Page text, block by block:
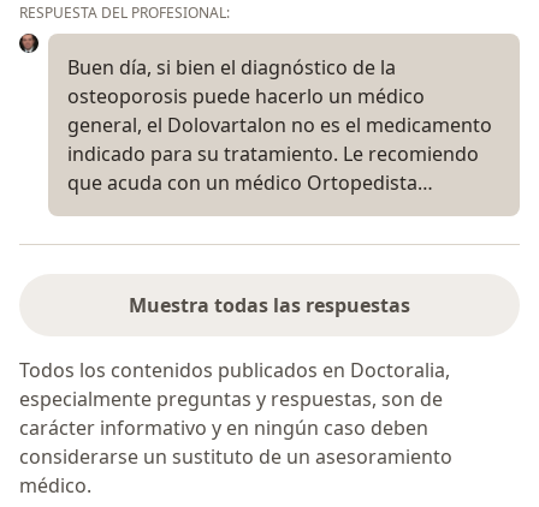
RESPUESTA DEL PROFESIONAL:
Buen día, si bien el diagnóstico de la
osteoporosis puede hacerlo un médico
general, el Dolovartalon no es el medicamento
indicado para su tratamiento. Le recomiendo
que acuda con un médico Ortopedista…
Muestra todas las respuestas
Todos los contenidos publicados en Doctoralia,
especialmente preguntas y respuestas, son de
carácter informativo y en ningún caso deben
considerarse un sustituto de un asesoramiento
médico.